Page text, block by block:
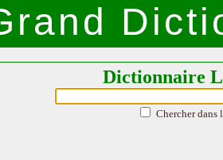
Dictionnaire
Chercher dans